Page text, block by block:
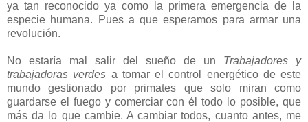
ya tan reconocido ya como la primera emergencia de la
especie humana. Pues a que esperamos para armar una
revolución.
No estaría mal salir del sueño de un Trabajadores y
trabajadoras verdes a tomar el control energético de este
mundo gestionado por primates que solo miran como
guardarse el fuego y comerciar con él todo lo posible, que
más da lo que cambie. A cambiar todos, cuanto antes, me